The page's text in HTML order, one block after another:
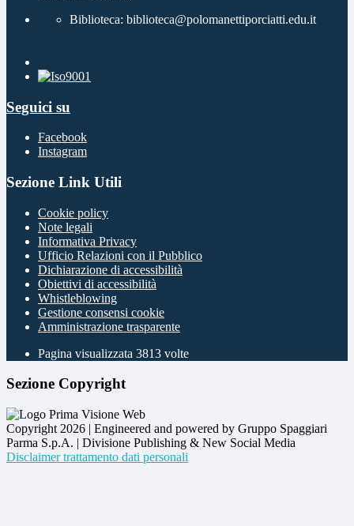
Biblioteca: biblioteca@polomanettiporciatti.edu.it
Seguici su
Facebook
Instagram
Sezione Link Utili
Cookie policy
Note legali
Informativa Privacy
Ufficio Relazioni con il Pubblico
Dichiarazione di accessibilità
Obiettivi di accessibilità
Whistleblowing
Gestione consensi cookie
Amministrazione trasparente
Pagina visualizzata 3813 volte
Sezione Copyright
Copyright 2026 | Engineered and powered by Gruppo Spaggiari
Parma S.p.A. | Divisione Publishing & New Social Media
Disclaimer trattamento dati personali